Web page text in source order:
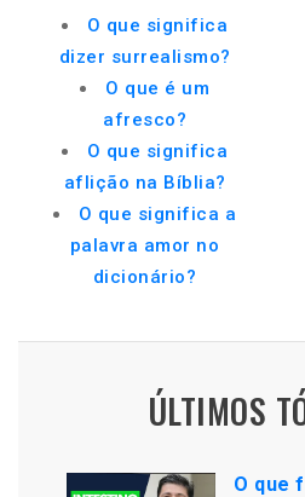
O que significa
dizer surrealismo?
O que é um
afresco?
O que significa
aflição na Bíblia?
O que significa a
palavra amor no
dicionário?
ÚLTIMOS
O que